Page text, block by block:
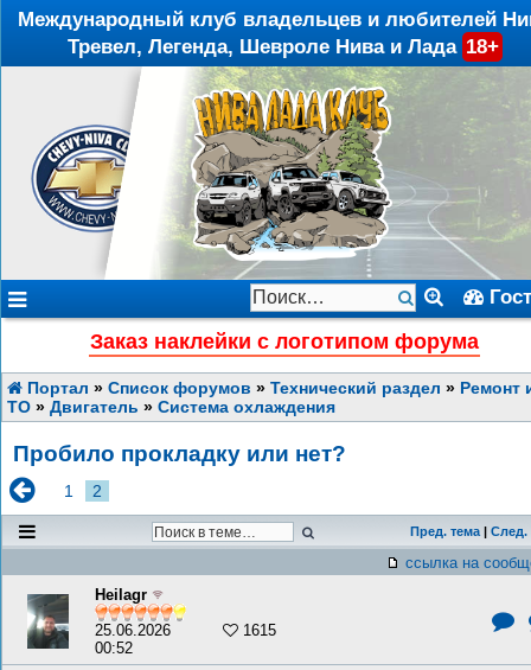
Международный клуб владельцев и любителей
Тревел, Легенда, Шевроле Нива и Лада 18+
Заказ наклейки с логотипом форума
Портал » Список форумов » Технический раздел » Ремонт
ТО » Двигатель » Система охлаждения
Пробило прокладку или нет?
1 2
Пред. тема | След.
ссылка на
Heilagr
25.06.2026
00:52
1615